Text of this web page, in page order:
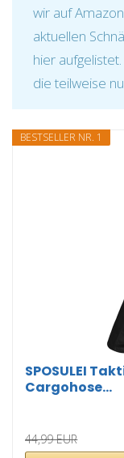
wir auf
aktuellen
hier
die teilweise
BESTSELLER NR. 1
SPOSULEI
Cargohose...
44,99 EUR